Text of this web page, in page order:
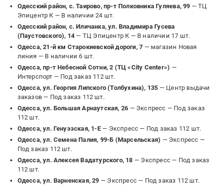
Одесский район, с. Таирово, пр-т Полковника Гуляева, 99 — ТЦ
Эпицентр К — В наличии 24 шт.
Одесский район, с. Иличанка, ул. Владимира Гусева
(Паустовского), 14 — ТЦ Эпицентр К — В наличии 17 шт.
Одесса, 21-й км Старокиевской дороги, 7 — магазин Новая
линия — В наличии 6 шт.
Одесса, пр-т Небесной Сотни, 2 (ТЦ «City Center») —
Интерспорт — Под заказ 112 шт.
Одесса, ул. Георгия Липского (Толбухина), 135 — Центр выдачи
заказов — Под заказ 112 шт.
Одесса, ул. Большая Арнаутская, 26 — Экспресс — Под заказ
112 шт.
Одесса, ул. Генуэзская, 1-Е— Экспресс — Под заказ 112 шт.
Одесса, ул. Семена Палия, 99-Б (Марсельская) — Экспресс —
Под заказ 112 шт.
Одесса, ул. Алексея Вадатурского, 18 — Экспресс — Под заказ
112 шт.
Одесса, ул. Варненская, 29 — Экспресс — Под заказ 112 шт.